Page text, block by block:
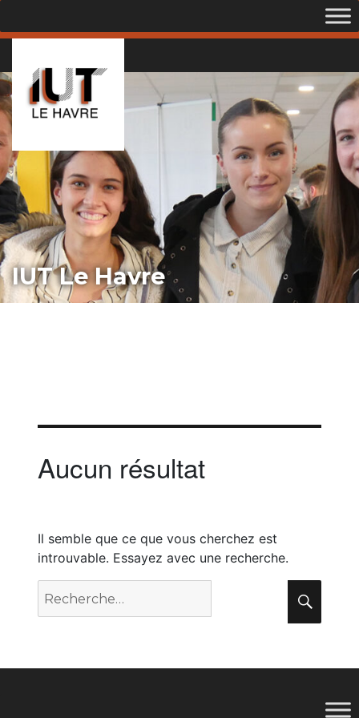
IUT Le Havre
Aucun résultat
Il semble que ce que vous cherchez est
introuvable. Essayez avec une recherche.
Recherche
pour